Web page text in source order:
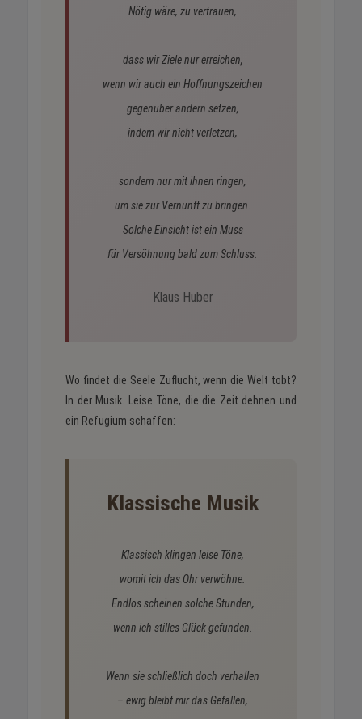
Nötig wäre, zu vertrauen,
dass wir Ziele nur erreichen,
wenn wir auch ein Hoffnungszeichen
gegenüber andern setzen,
indem wir nicht verletzen,
sondern nur mit ihnen ringen,
um sie zur Vernunft zu bringen.
Solche Einsicht ist ein Muss
für Versöhnung bald zum Schluss.
Klaus Huber
Wo findet die Seele Zuflucht, wenn die Welt tobt?
In der Musik. Leise Töne, die die Zeit dehnen und
ein Refugium schaffen:
Klassische Musik
Klassisch klingen leise Töne,
womit ich das Ohr verwöhne.
Endlos scheinen solche Stunden,
wenn ich stilles Glück gefunden.
Wenn sie schließlich doch verhallen
– ewig bleibt mir das Gefallen,